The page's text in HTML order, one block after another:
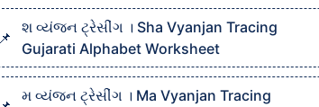
શ વ્યંજન ટ્રેસીંગ । Sha Vyanjan Tracing
Gujarati Alphabet Worksheet
મ વ્યંજન ટ્રેસીંગ । Ma Vyanjan Tracing